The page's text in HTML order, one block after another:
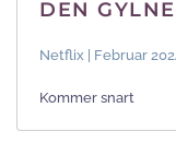
DEN
Netflix | Februar
Kommer snart